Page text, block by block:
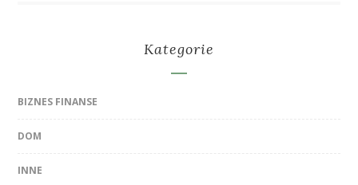
Kategorie
BIZNES FINANSE
DOM
INNE